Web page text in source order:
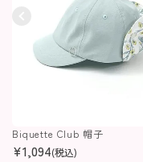
Biquette Club 帽子
¥1,094(税込)